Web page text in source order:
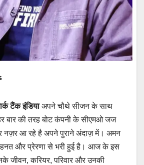
टैंक इंडियाअपने चौथे सीजन के साथ
बार की तरह बोट कंपनी के सीएमओ जज
नज़र आ रहे है अपने पुराने अंदाज़ में। अमन
मेहनत और प्रेरणा से भरी हुई है। आज के इस
जीवन, करियर, परिवार और उनकी